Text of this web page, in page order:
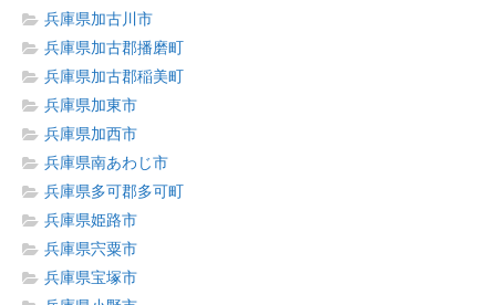
兵庫県加古川市
兵庫県加古郡播磨町
兵庫県加古郡稲美町
兵庫県加東市
兵庫県加西市
兵庫県南あわじ市
兵庫県多可郡多可町
兵庫県姫路市
兵庫県宍粟市
兵庫県宝塚市